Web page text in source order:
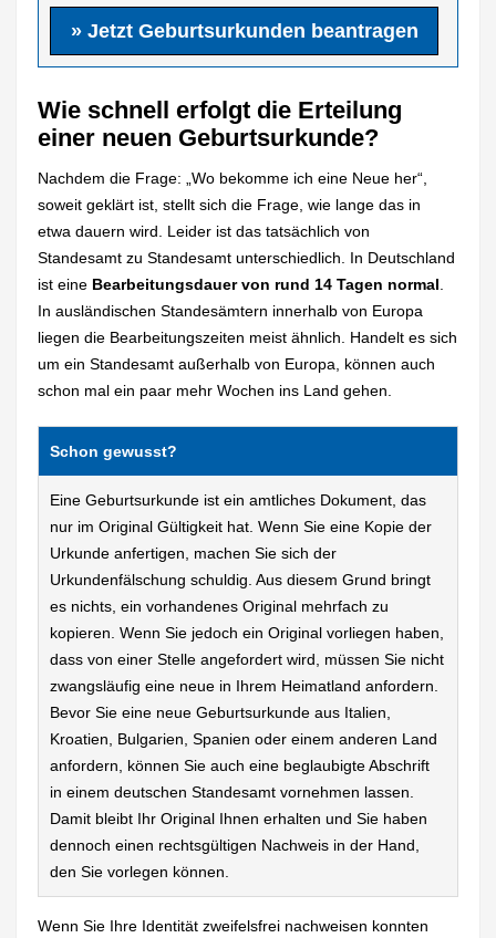
» Jetzt Geburtsurkunden beantragen
Wie schnell erfolgt die Erteilung
einer neuen Geburtsurkunde?
Nachdem die Frage: „Wo bekomme ich eine Neue her“,
soweit geklärt ist, stellt sich die Frage, wie lange das in
etwa dauern wird. Leider ist das tatsächlich von
Standesamt zu Standesamt unterschiedlich. In Deutschland
ist eine Bearbeitungsdauer von rund 14 Tagen normal.
In ausländischen Standesämtern innerhalb von Europa
liegen die Bearbeitungszeiten meist ähnlich. Handelt es sich
um ein Standesamt außerhalb von Europa, können auch
schon mal ein paar mehr Wochen ins Land gehen.
Schon gewusst?
Eine Geburtsurkunde ist ein amtliches Dokument, das
nur im Original Gültigkeit hat. Wenn Sie eine Kopie der
Urkunde anfertigen, machen Sie sich der
Urkundenfälschung schuldig. Aus diesem Grund bringt
es nichts, ein vorhandenes Original mehrfach zu
kopieren. Wenn Sie jedoch ein Original vorliegen haben,
dass von einer Stelle angefordert wird, müssen Sie nicht
zwangsläufig eine neue in Ihrem Heimatland anfordern.
Bevor Sie eine neue Geburtsurkunde aus Italien,
Kroatien, Bulgarien, Spanien oder einem anderen Land
anfordern, können Sie auch eine beglaubigte Abschrift
in einem deutschen Standesamt vornehmen lassen.
Damit bleibt Ihr Original Ihnen erhalten und Sie haben
dennoch einen rechtsgültigen Nachweis in der Hand,
den Sie vorlegen können.
Wenn Sie Ihre Identität zweifelsfrei nachweisen konnten